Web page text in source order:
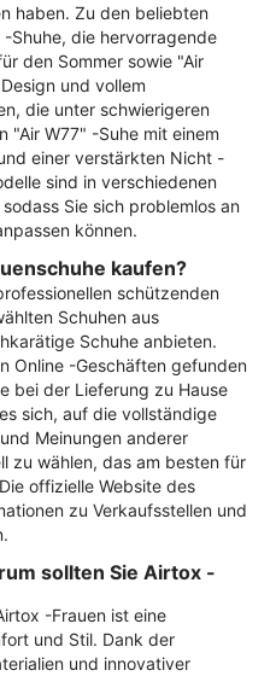
haben. Zu den beliebten
Shuhe, die hervorragende
den Sommer sowie "Air
und vollem
die unter schwierigeren
"Air W77" -Suhe mit einem
einer verstärkten Nicht -
sind in verschiedenen
Sie sich problemlos an
können.
kaufen?
schützenden
Schuhen aus
Schuhe anbieten.
Online -Geschäften gefunden
bei der Lieferung zu Hause
sich, auf die vollständige
Meinungen anderer
zu wählen, das am besten für
offizielle Website des
zu Verkaufsstellen und
sollten Sie Airtox -
-Frauen ist eine
und Stil. Dank der
und innovativer